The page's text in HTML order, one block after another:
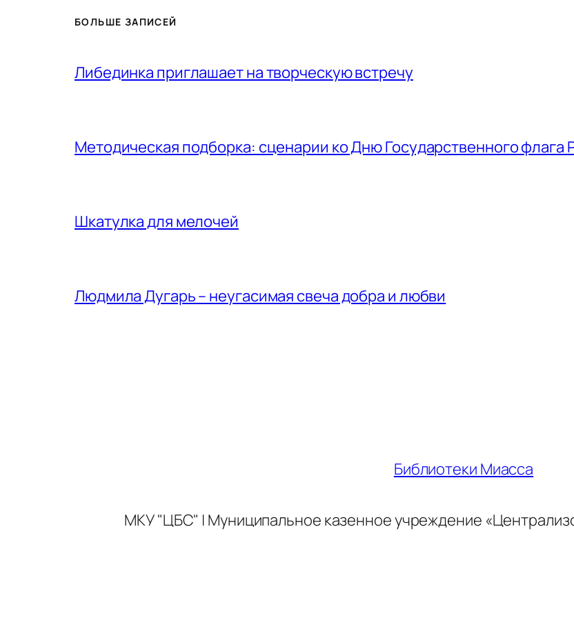
БОЛЬШЕ ЗАПИСЕЙ
Либединка приглашает на творческую встречу
Методическая подборка: сценарии ко Дню Государственного флага
Шкатулка для мелочей
Людмила Дугарь – неугасимая свеча добра и любви
Библиотеки Миасса
МКУ "ЦБС" | Муниципальное казенное учреждение